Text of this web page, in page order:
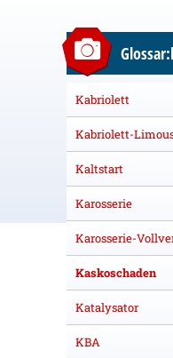
Kabriolett
Kabriolett-
Kaltstart
Karosserie
Karosserie-
Kaskoschaden
Katalysator
KBA